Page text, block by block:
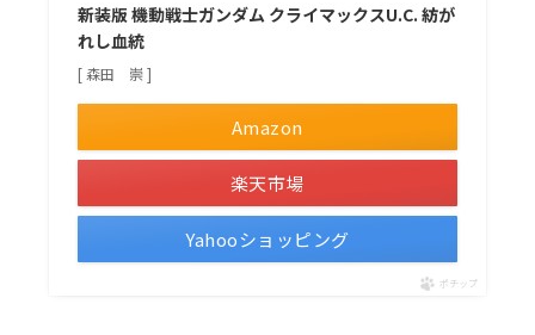
新装版 機動戦士ガンダム クライマックスU.C. 紡が
れし血統
[ 森田 崇 ]
Amazon
楽天市場
Yahooショッピング
ポチップ